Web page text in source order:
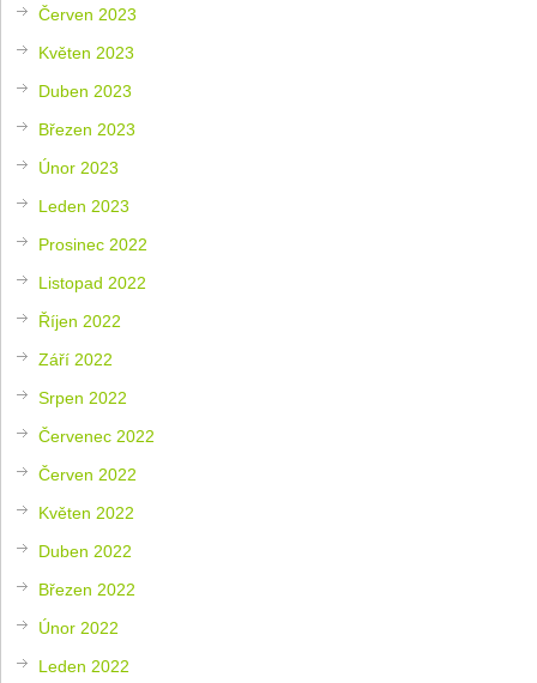
Červen 2023
Květen 2023
Duben 2023
Březen 2023
Únor 2023
Leden 2023
Prosinec 2022
Listopad 2022
Říjen 2022
Září 2022
Srpen 2022
Červenec 2022
Červen 2022
Květen 2022
Duben 2022
Březen 2022
Únor 2022
Leden 2022